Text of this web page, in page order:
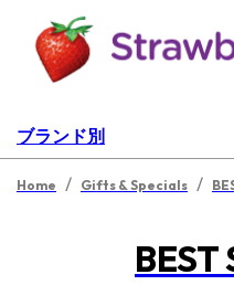
ブランド別
Home / Gifts & Specials /
BEST